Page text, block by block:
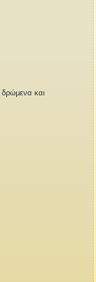
δρώμενα και